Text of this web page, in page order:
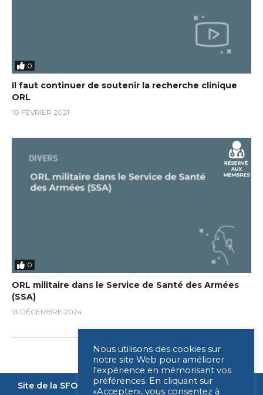
0
Il faut continuer de soutenir la recherche clinique
ORL
10 FÉVRIER 2021
0
ORL militaire dans le Service de Santé des Armées
(SSA)
13 DÉCEMBRE 2024
Site de la SFORL Nous contacter Mentions légales
Nous utilisons des cookies sur
notre site Web pour améliorer
l'expérience en mémorisant vos
préférences. En cliquant sur
«Accepter», vous consentez à